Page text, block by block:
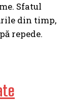
Sfatul
din timp,
repede.